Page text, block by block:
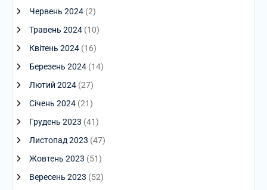
Червень 2024(2)
Травень 2024(10)
Квітень 2024(16)
Березень 2024(14)
Лютий 2024(27)
Січень 2024(21)
Грудень 2023 (41)
Листопад 2023 (47)
Жовтень 2023 (51)
Вересень 2023 (52)